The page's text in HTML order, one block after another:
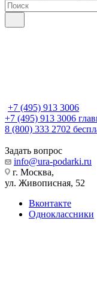
+7 (495) 913 3006
+7 (495) 913 3006
8 (800) 333 2702
Задать вопрос
info@ura-podarki.ru
г. Москва,
ул. Живописная, 52
Вконтакте
Одноклассники